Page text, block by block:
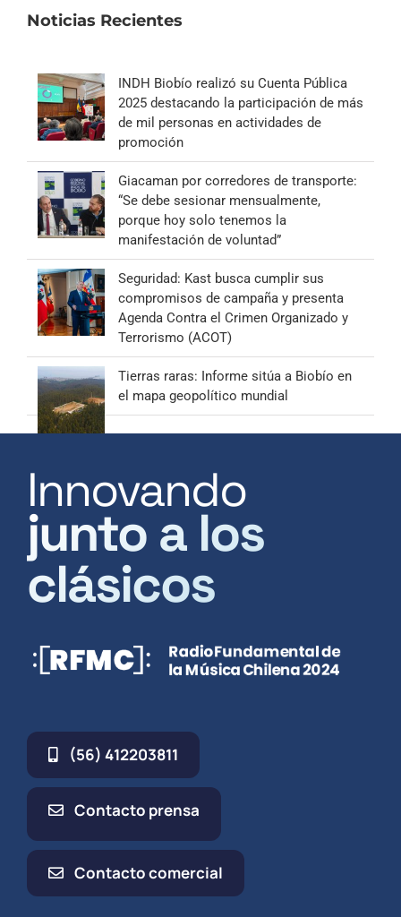
Noticias Recientes
INDH Biobío realizó su Cuenta Pública
2025 destacando la participación de más
de mil personas en actividades de
promoción
Giacaman por corredores de transporte:
“Se debe sesionar mensualmente,
porque hoy solo tenemos la
manifestación de voluntad”
Seguridad: Kast busca cumplir sus
compromisos de campaña y presenta
Agenda Contra el Crimen Organizado y
Terrorismo (ACOT)
Tierras raras: Informe sitúa a Biobío en
el mapa geopolítico mundial
Innovando
junto a los
clásicos
(56) 412203811
Contacto prensa
Contacto comercial